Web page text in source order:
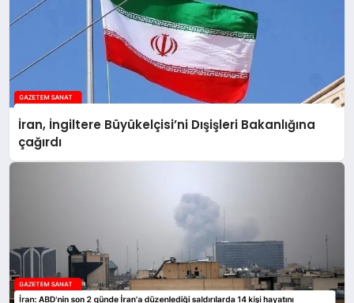
İran, İngiltere Büyükelçisi’ni Dışişleri Bakanlığına
çağırdı